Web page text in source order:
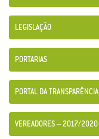
LEGISLAÇÃO
PORTARIAS
PORTAL DA TRANSPARÊNCIA
VEREADORES – 2017/2020